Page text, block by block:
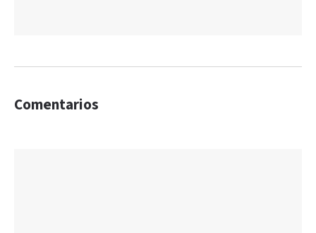
Comentarios